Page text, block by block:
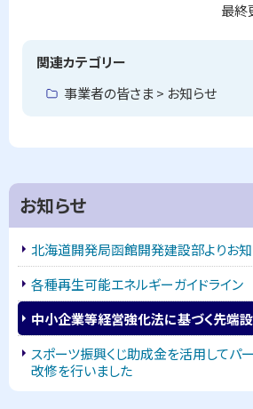
最終
関連カテゴリー
事業者の皆さま > お知らせ
お知らせ
北海道開発局函館開発建設部よりお
各種再生可能エネルギーガイドライン
中小企業等経営強化法に基づく先端
スポーツ振興くじ助成金を活用してパ
改修を行いました